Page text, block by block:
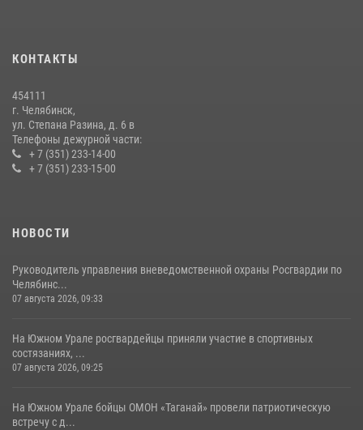
28 июля 2026, 10:38
КОНТАКТЫ
454111
г. Челябинск,
ул. Степана Разина, д. 6 в
Телефоны дежурной части:
+ 7 (351) 233-14-00
+ 7 (351) 233-15-00
НОВОСТИ
Руководитель управления вневедомственной охраны Росгвардии по
Челябинс...
07 августа 2026, 09:33
На Южном Урале росгвардейцы приняли участие в спортивных
состязаниях, ...
07 августа 2026, 09:25
На Южном Урале бойцы ОМОН «Таганай» провели патриотическую
встречу с д...